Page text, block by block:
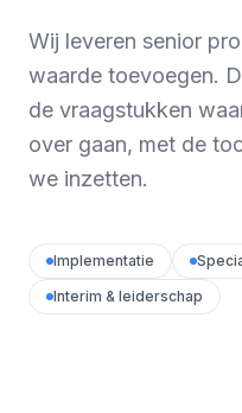
Wij leveren senior
waarde toevoegen.
de vraagstukken
over gaan, met de
we inzetten.
Implementatie
Interim & leiderschap